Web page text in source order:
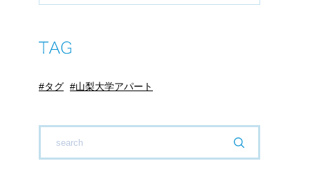
タグ 山梨大学アパート